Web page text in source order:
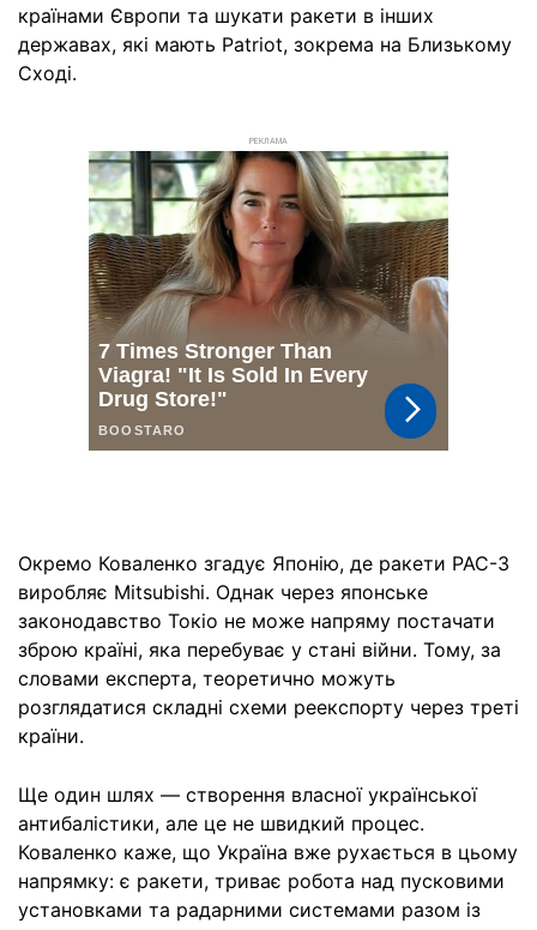
країнами Європи та шукати ракети в інших
державах, які мають Patriot, зокрема на Близькому
Сході.
РЕКЛАМА
Окремо Коваленко згадує Японію, де ракети PAC-3
виробляє Mitsubishi. Однак через японське
законодавство Токіо не може напряму постачати
зброю країні, яка перебуває у стані війни. Тому, за
словами експерта, теоретично можуть
розглядатися складні схеми реекспорту через треті
країни.
Ще один шлях — створення власної української
антибалістики, але це не швидкий процес.
Коваленко каже, що Україна вже рухається в цьому
напрямку: є ракети, триває робота над пусковими
установками та радарними системами разом із